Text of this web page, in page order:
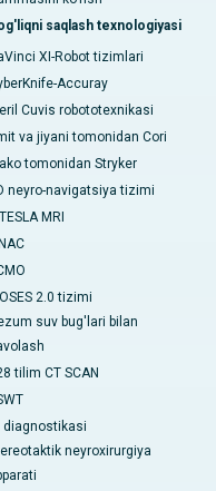
saqlash texnologiyasi
XI-Robot tizimlari
Accuray
Cuvis robototexnikasi
va jiyani tomonidan Cori
tomonidan Stryker
neyro-navigatsiya tizimi
MRI
2.0 tizimi
suv bug'lari bilan
tilim CT SCAN
diagnostikasi
neyroxirurgiya